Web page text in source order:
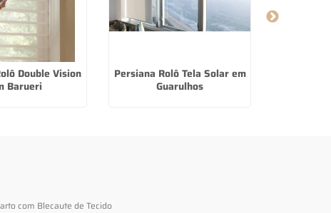
Double Vision
Barueri
Persiana Rolô Tela Solar em
Guarulhos
com Blecaute de Tecido